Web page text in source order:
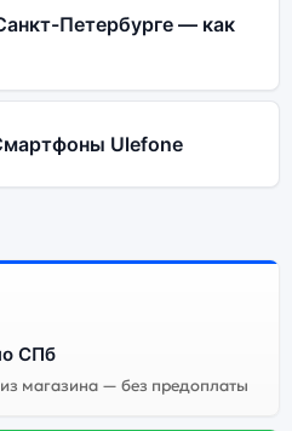
Петербурге — как
Ulefone
СПб
магазина — без предоплаты